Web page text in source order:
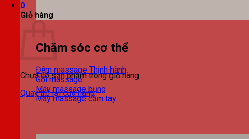
0
Giỏ hàng
Chưa có sản phẩm trong giỏ hàng.
Quay trở lại cửa hàng
Chăm sóc cơ thể
Đệm massage
Gối massage
Máy massage bụng
Máy massage cầm tay